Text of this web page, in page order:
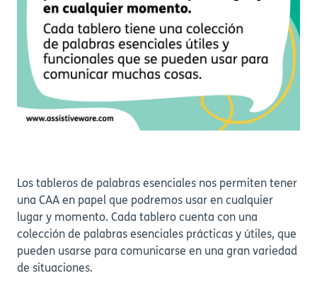
Los tableros de palabras esenciales nos permiten tener
una CAA en papel que podremos usar en cualquier
lugar y momento. Cada tablero cuenta con una
colección de palabras esenciales prácticas y útiles, que
pueden usarse para comunicarse en una gran variedad
de situaciones.